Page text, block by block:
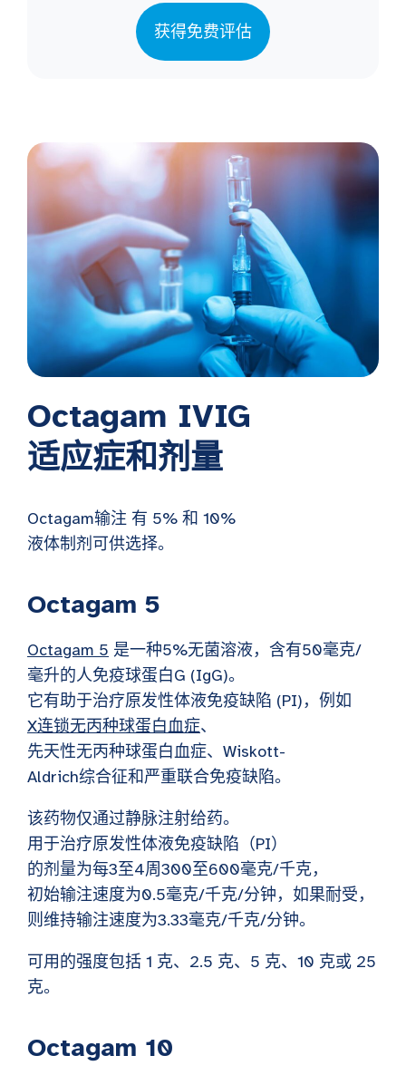
获得免费评估
Octagam IVIG
适应症和剂量
Octagam输注 有 5% 和 10%
液体制剂可供选择。
Octagam 5
Octagam 5 是一种5%无菌溶液，含有50毫克/
毫升的人免疫球蛋白G (IgG)。
它有助于治疗原发性体液免疫缺陷 (PI)，例如
X连锁无丙种球蛋白血症、
先天性无丙种球蛋白血症、Wiskott-
Aldrich综合征和严重联合免疫缺陷。
该药物仅通过静脉注射给药。
用于治疗原发性体液免疫缺陷（PI）
的剂量为每3至4周300至600毫克/千克，
初始输注速度为0.5毫克/千克/分钟，如果耐受，
则维持输注速度为3.33毫克/千克/分钟。
可用的强度包括 1 克、2.5 克、5 克、10 克或 25
克。
Octagam 10